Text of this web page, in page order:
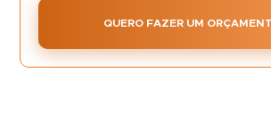
QUERO FAZER UM